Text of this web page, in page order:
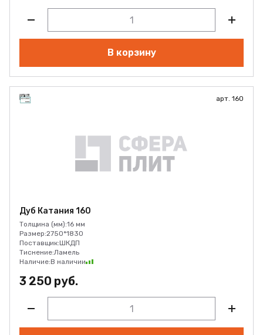
В корзину
арт. 160
Дуб Катания 160
Толщина (мм):16 мм
Размер:2750*1830
Поставщик:ШКДП
Тиснение:Ламель
Наличие:В наличии
3 250 руб.